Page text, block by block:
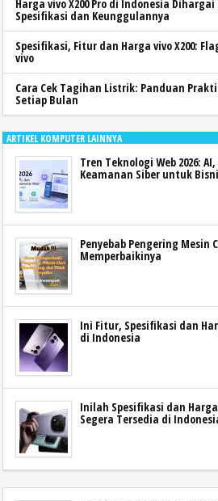
Harga vivo X200 Pro di Indonesia
Spesifikasi dan Keunggulannya
Spesifikasi, Fitur dan Harga vivo X200:
vivo
Cara Cek Tagihan Listrik: Panduan
Setiap Bulan
ARTIKEL KOMPUTER LAINNYA
Tren Teknologi Web 2026:
Keamanan Siber untuk
Penyebab Pengering Mesin
Memperbaikinya
Ini Fitur, Spesifikasi dan
di Indonesia
Inilah Spesifikasi dan
Segera Tersedia di